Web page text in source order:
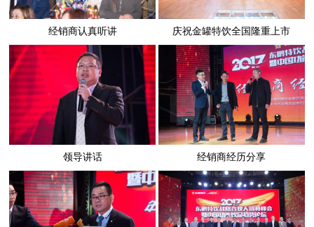
经销商认真听讲 庆祝金罐特饮全国隆重上市
领导讲话 经销商经历分享